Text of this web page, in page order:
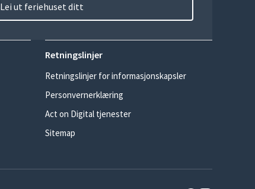
Lei ut feriehuset ditt
Retningslinjer
Retningslinjer for informasjonskapsler
Personvernerklæring
Act on Digital tjenester
Sitemap